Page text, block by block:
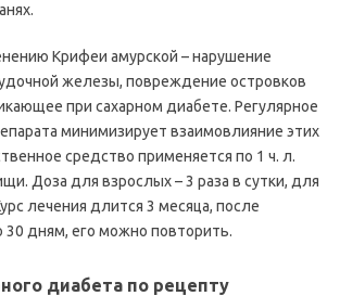
Крифеи амурской – нарушение
железы, повреждение островков
при сахарном диабете. Регулярное
минимизирует взаимовлияние этих
средство применяется по 1 ч. л.
Доза для взрослых – 3 раза в сутки, для
лечения длится 3 месяца, после
30 дням, его можно повторить.
диабета по рецепту